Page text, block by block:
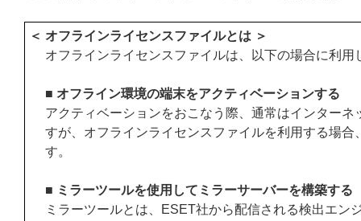
＜ オフラインライセンスファイルとは ＞
オフラインライセンスファイルは、以下の場合に利用
■ オフライン環境の端末をアクティベーションする
アクティベーションをおこなう際、通常はインター
すが、オフラインライセンスファイルを利用する場
す。
■ ミラーツールを使用してミラーサーバーを構築する
ミラーツールとは、ESET社から配信される検出エ